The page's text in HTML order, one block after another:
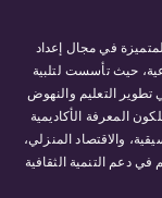
في مجال إعداد
حيث تأسست لتلبية
تطوير التعليم والنهوض
المعرفة الأكاديمية
والاقتصاد المنزلي،
دعم التنمية الثقافية